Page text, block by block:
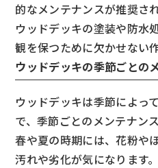
的なメンテナンスが推奨さ
ウッドデッキの塗装や防水
観を保つために欠かせない作
ウッドデッキの季節ごとの
ウッドデッキは季節によっ
で、季節ごとのメンテナン
春や夏の時期には、花粉や
汚れや劣化が気になります。